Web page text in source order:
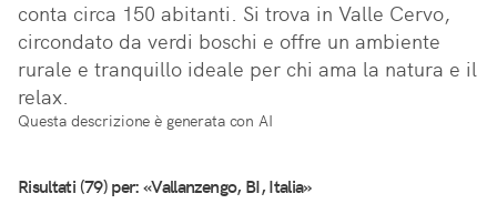
conta circa 150 abitanti. Si trova in Valle Cervo,
circondato da verdi boschi e offre un ambiente
rurale e tranquillo ideale per chi ama la natura e il
relax.
Questa descrizione è generata con AI
Risultati (79) per: «Vallanzengo, BI, Italia»